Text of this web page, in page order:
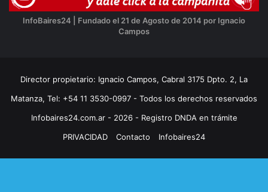
InfoBaires24 | Fundado el 21 de Agosto de 2014 por Ignacio
Campos
Director propietario: Ignacio Campos, Cabral 3175 Dpto. 2, La
Matanza, Tel: +54 11 3530-0997 - Todos los derechos reservados
Infobaires24.com.ar - 2026 - Registro DNDA en trámite
PRIVACIDAD
Contacto Infobaires24